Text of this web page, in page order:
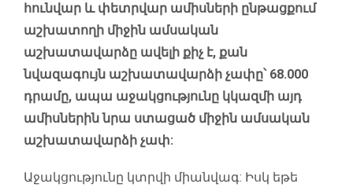
հունվար և փետրվար ամիսների ընթացքում
աշխատողի միջին ամսական
աշխատավարձը ավելի քիչ է, քան
նվազագույն աշխատավարձի չափը՝ 68.000
դրամը, ապա աջակցությունը կկազմի այդ
ամիսներին նրա ստացած միջին ամսական
աշխատավարձի չափ:
Աջակցությունը կտրվի միանվագ: Իսկ եթե